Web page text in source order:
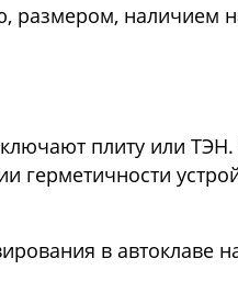
размером, наличием
плиту или ТЭН.
герметичности
в автоклаве